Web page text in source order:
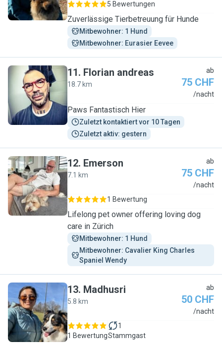
5 Bewertungen
Zuverlässige Tierbetreuung für Hunde
Mitbewohner: 1 Hund
Mitbewohner: Eurasier Eevee
F
11. Florian andreas
18.7 km
ab
75 CHF
/nacht
Paws Fantastisch Hier
Zuletzt kontaktiert vor 10 Tagen
Zuletzt aktiv: gestern
E
12. Emerson
7.1 km
ab
75 CHF
/nacht
1 Bewertung
Lifelong pet owner offering loving dog
care in Zürich
Mitbewohner: 1 Hund
Mitbewohner: Cavalier King Charles
Spaniel Wendy
M
13. Madhusri
5.8 km
ab
50 CHF
/nacht
1 Bewertung
1
Stammgast